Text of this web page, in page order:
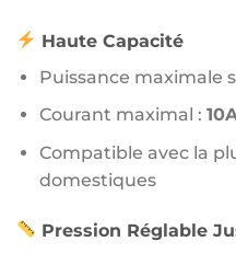
Haute Capacité
Puissance maximale
Courant maximal :
Compatible avec la
domestiques
Pression Réglable